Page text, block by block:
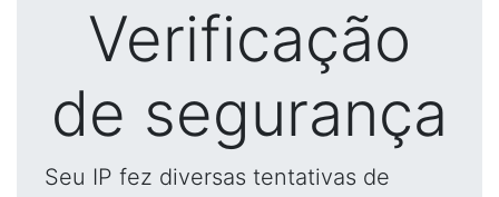
Verificação
de segurança
Seu IP fez diversas tentativas de